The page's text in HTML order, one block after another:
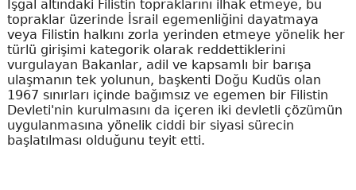
İşgal altındaki Filistin topraklarını ilhak etmeye, bu
topraklar üzerinde İsrail egemenliğini dayatmaya
veya Filistin halkını zorla yerinden etmeye yönelik her
türlü girişimi kategorik olarak reddettiklerini
vurgulayan Bakanlar, adil ve kapsamlı bir barışa
ulaşmanın tek yolunun, başkenti Doğu Kudüs olan
1967 sınırları içinde bağımsız ve egemen bir Filistin
Devleti'nin kurulmasını da içeren iki devletli çözümün
uygulanmasına yönelik ciddi bir siyasi sürecin
başlatılması olduğunu teyit etti.